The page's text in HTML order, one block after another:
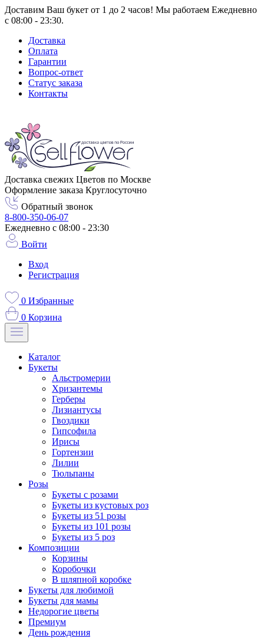
Доставим Ваш букет от 1 до 2 часов! Мы работаем Ежедневно
с 08:00 - 23:30.
Доставка
Оплата
Гарантии
Вопрос-ответ
Статус заказа
Контакты
Доставка свежих Цветов по Москве
Оформление заказа Круглосуточно
Обратный звонок
8-800-350-06-07
Ежедневно с 08:00 - 23:30
Войти
Вход
Регистрация
0 Избранные
0 Корзина
Каталог
Букеты
Альстромерии
Хризантемы
Герберы
Лизиантусы
Гвоздики
Гипсофила
Ирисы
Гортензии
Лилии
Тюльпаны
Розы
Букеты с розами
Букеты из кустовых роз
Букеты из 51 розы
Букеты из 101 розы
Букеты из 5 роз
Композиции
Корзины
Коробочки
В шляпной коробке
Букеты для любимой
Букеты для мамы
Недорогие цветы
Премиум
День рождения